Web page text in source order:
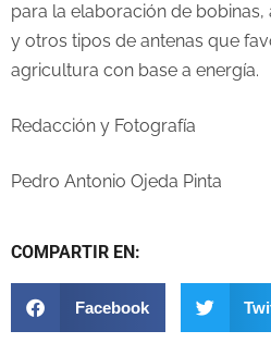
para la elaboración de
y otros tipos de antenas que
agricultura con base a energía.
Redacción y Fotografía
Pedro Antonio Ojeda Pinta
COMPARTIR EN:
Facebook